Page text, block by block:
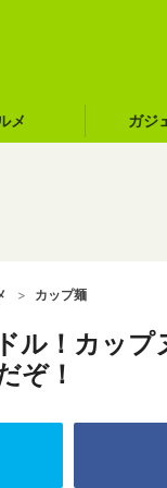
メ ガジ
カップ麺
ル！カッ
ぞ！